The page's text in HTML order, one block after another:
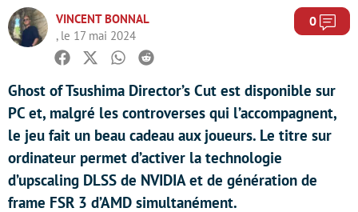
VINCENT BONNAL
, le 17 mai 2024
0
Facebook
TwitterWhatsapp
Reddit
Ghost of Tsushima Director’s Cut est disponible sur
PC et, malgré les controverses qui l’accompagnent,
le jeu fait un beau cadeau aux joueurs. Le titre sur
ordinateur permet d’activer la technologie
d’upscaling DLSS de NVIDIA et de génération de
frame FSR 3 d’AMD simultanément.